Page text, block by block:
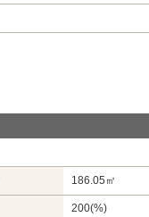
186.05㎡
200(%)